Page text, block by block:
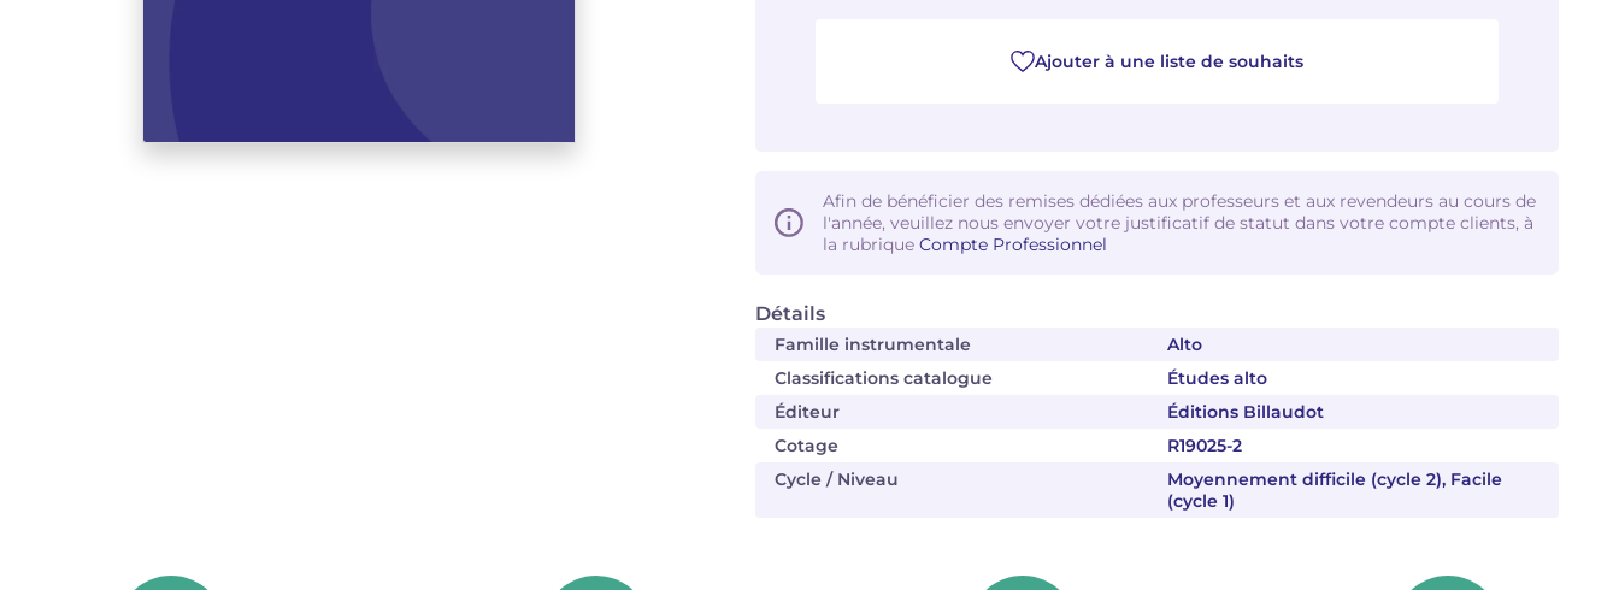
Détails
Famille instrumentale
Alto
Classifications catalogue
Études alto
Éditeur
Éditions Billaudot
Cotage
R19025-2
Cycle / Niveau
Moyennement difficile (cycle 2), Facile
(cycle 1)
Ajouter à une liste de souhaits
Afin de bénéficier des remises dédiées aux professeurs et aux revendeurs au cours de
l'année, veuillez nous envoyer votre justificatif de statut dans votre compte clients, à
la rubrique Compte Professionnel